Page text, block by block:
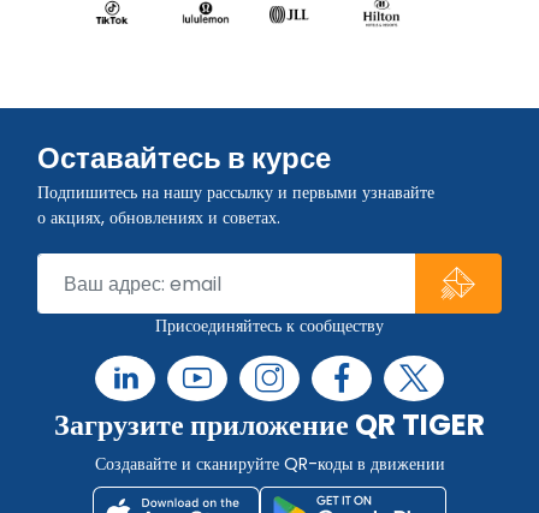
Оставайтесь в курсе
Подпишитесь на нашу рассылку и первыми узнавайте
о акциях, обновлениях и советах.
Присоединяйтесь к сообществу
Загрузите приложение QR TIGER
Создавайте и сканируйте QR-коды в движении